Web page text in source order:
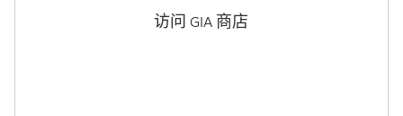
访问 GIA 商店